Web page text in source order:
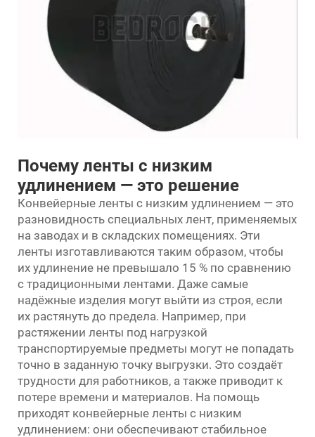
Почему ленты с низким
удлинением — это решение
Конвейерные ленты с низким удлинением — это
разновидность специальных лент, применяемых
на заводах и в складских помещениях. Эти
ленты изготавливаются таким образом, чтобы
их удлинение не превышало 15 % по сравнению
с традиционными лентами. Даже самые
надёжные изделия могут выйти из строя, если
их растянуть до предела. Например, при
растяжении ленты под нагрузкой
транспортируемые предметы могут не попадать
точно в заданную точку выгрузки. Это создаёт
трудности для работников, а также приводит к
потере времени и материалов. На помощь
приходят конвейерные ленты с низким
удлинением: они обеспечивают стабильное